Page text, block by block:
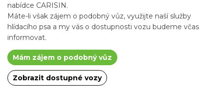
nabídce CARISIN.
Máte-li však zájem o podobný vůz, využijte naší služby
hlídacího psa a my vás o dostupnosti vozu budeme včas
informovat.
Mám zájem o podobný vůz
Zobrazit dostupné vozy